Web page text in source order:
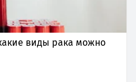
виды рака можно